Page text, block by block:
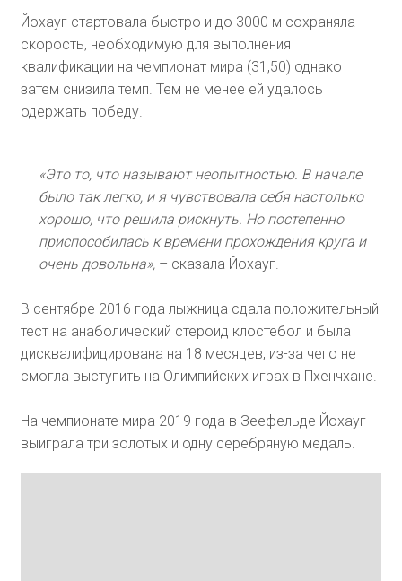
Йохауг стартовала быстро и до 3000 м сохраняла
скорость, необходимую для выполнения
квалификации на чемпионат мира (31,50) однако
затем снизила темп. Тем не менее ей удалось
одержать победу.
«Это то, что называют неопытностью. В начале
было так легко, и я чувствовала себя настолько
хорошо, что решила рискнуть. Но постепенно
приспособилась к времени прохождения круга и
очень довольна»,– сказала Йохауг.
В сентябре 2016 года лыжница сдала положительный
тест на анаболический стероид клостебол и была
дисквалифицирована на 18 месяцев, из-за чего не
смогла выступить на Олимпийских играх в Пхенчхане.
На чемпионате мира 2019 года в Зеефельде Йохауг
выиграла три золотых и одну серебряную медаль.